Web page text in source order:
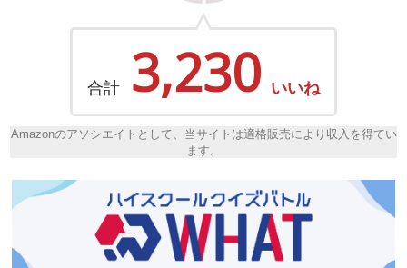
合計 3,230 いいね
Amazonのアソシエイトとして、当サイトは適格販売により収入を得てい
ます。